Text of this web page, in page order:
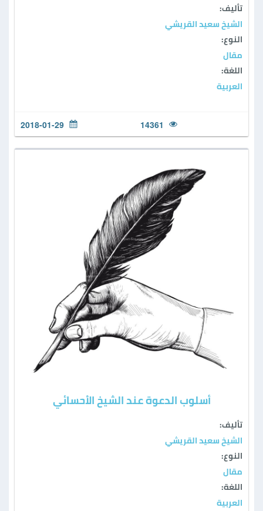
تأليف:
الشيخ سعيد القريشي
النوع:
مقال
اللغة:
العربية
14361
2018-01-29
أسلوب الدعوة عند الشيخ الأحسائي
تأليف:
الشيخ سعيد القريشي
النوع:
مقال
اللغة:
العربية